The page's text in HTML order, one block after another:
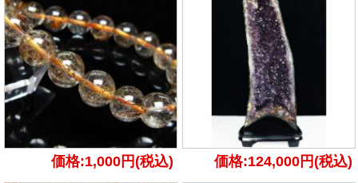
価格:1,000円(税込) 価格:124,000円(税込)